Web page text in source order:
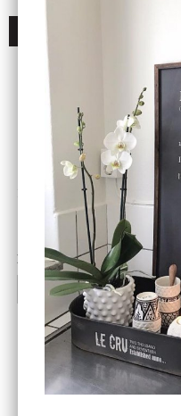
ENDAST 1 ST KVAR I LAGER
Cloudy kruka mini, vit
199 kr
INFO KÖP
-20%